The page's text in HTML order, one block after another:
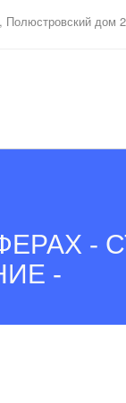
, Полюстровский дом
-
-